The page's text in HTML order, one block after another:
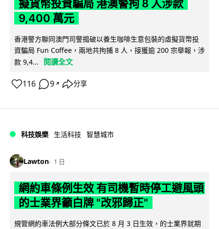
擬貨幣投資騙局 港澳警拘 8 人涉款
9,400 萬元
香港警方聯同澳門司警搗破以養生咖啡生意包裝的虛擬貨幣投
資騙局 Fun Coffee，兩地共拘捕 8 人，接獲逾 200 宗舉報，涉
款 9,4...
閱讀全文
116 9 ↗ 分享
科技娛樂 生活科技 智慧城市
Lawton 1 日
網約車條例生效 有司機暫時停工避風頭
的士業界籲白牌 "改邪歸正"
規管網約車法例大部分條文已於 8 月 3 日生效，的士業界就期